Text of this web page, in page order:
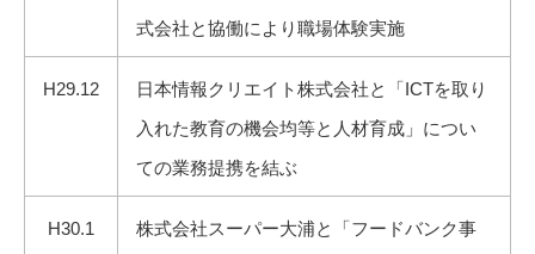
式会社と協働により職場体験実施
H29.12
日本情報クリエイト株式会社と「ICTを取り
入れた教育の機会均等と人材育成」につい
ての業務提携を結ぶ
H30.1
株式会社スーパー大浦と「フードバンク事